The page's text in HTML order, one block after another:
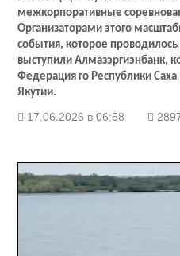
межкорпоративные
Организаторами этого
события, которое
выступили Алмазэргиэнбанк,
Федерация го Республики Саха
Якутии.
17.06.2026 в 06:58